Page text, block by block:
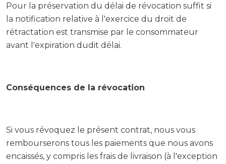
Pour la préservation du délai de révocation suffit si
la notification relative à l'exercice du droit de
rétractation est transmise par le consommateur
avant l'expiration dudit délai.
Conséquences de la révocation
Si vous révoquez le présent contrat, nous vous
rembourserons tous les paiements que nous avons
encaissés, y compris les frais de livraison (à l'exception